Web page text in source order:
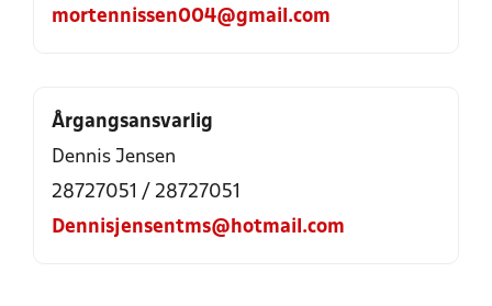
mortennissen004@gmail.com
Årgangsansvarlig
Dennis Jensen
28727051 / 28727051
Dennisjensentms@hotmail.com